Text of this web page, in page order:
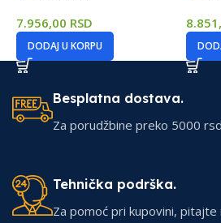
7.956,00 RSD
DODAJ U KORPU
Besplatna dostava.
Za porudžbine preko 5000
Tehnička podrška.
Za pomoć pri kupovini, pitajte